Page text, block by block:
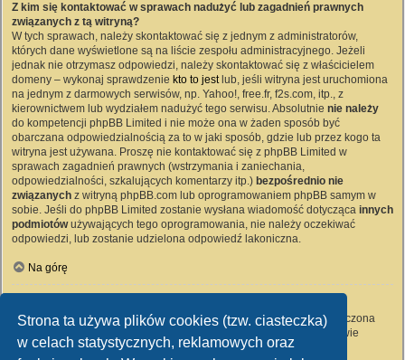
Strona ta używa plików cookies (tzw. ciasteczka)
w celach statystycznych, reklamowych oraz
Z kim się kontaktować w sprawach nadużyć lub zagadnień prawnych
związanych z tą witryną?
W tych sprawach, należy skontaktować się z jednym z administratorów,
których dane wyświetlone są na liście zespołu administracyjnego. Jeżeli
jednak nie otrzymasz odpowiedzi, należy skontaktować się z właścicielem
domeny – wykonaj sprawdzenie kto to jestlub, jeśli witryna jest uruchomiona
na jednym z darmowych serwisów, np. Yahoo!, free.fr, f2s.com, itp., z
kierownictwem lub wydziałem nadużyć tego serwisu. Absolutnie nie należy
do kompetencji phpBB Limited i nie może ona w żaden sposób być
obarczana odpowiedzialnością za to w jaki sposób, gdzie lub przez kogo ta
witryna jest używana. Proszę nie kontaktować się z phpBB Limited w
sprawach zagadnień prawnych (wstrzymania i zaniechania,
odpowiedzialności, szkalujących komentarzy itp.) bezpośrednio nie
związanych z witryną phpBB.com lub oprogramowaniem phpBB samym w
sobie. Jeśli do phpBB Limited zostanie wysłana wiadomość dotycząca innych
podmiotówużywających tego oprogramowania, nie należy oczekiwać
odpowiedzi, lub zostanie udzielona odpowiedź lakoniczna.
Na górę
Wszyscy użytkownicy witryny mogą używać – jeśli funkcja ta jest włączona
przez administratora witryny – formularza „Kontakt z nami”. Członkowie
witryny mogą także używać odnośnika „Zespół administracyjny”.